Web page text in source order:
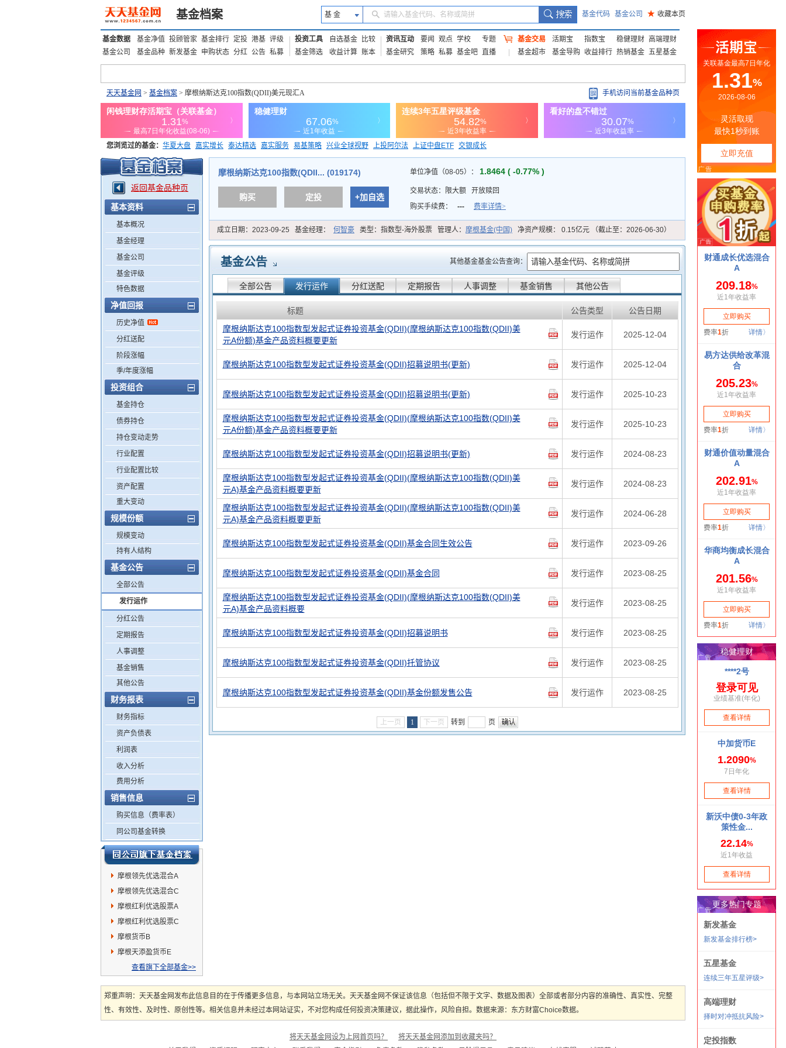
基金档案 基 金 请输入基金代码、名称或简拼 基金代码 基金公司 ★ 收藏本页
基金数据 基金净值 投顾管家 基金排行 定投 港基 评级
基金公司
基金品种 新发基金 申购状态 分红 公告 私募
投资工具 自选基金
比较
基金筛选
收益计算 账本
资讯互动 要闻 观点 学校
专题
基金研究
策略 私募 基金吧 直播
基金交易 活期宝 指数宝 稳健理财 高端理财
基金超市
基金导购 收益排行 热销基金 五星基金
天天基金网 > 基金档案 > 摩根纳斯达克100指数(QDII)美元现汇A 手机访问当前基金品种页
您浏览过的基金： 华夏大盘 嘉实增长 泰达精选 嘉实服务 易基策略 兴业全球视野 上投阿尔法 上证中盘ETF 交银成长
添富优势 华安宏利 上证180价值ETF
返回基金品种页
基本资料
基本概况
基金经理
基金公司
基金评级
特色数据
净值回报
历史净值
分红送配
阶段涨幅
季/年度涨幅
投资组合
基金持仓
债券持仓
持仓变动走势
行业配置
行业配置比较
资产配置
重大变动
规模份额
规模变动
持有人结构
基金公告
全部公告
发行运作
分红公告
定期报告
人事调整
基金销售
其他公告
财务报表
财务指标
资产负债表
利润表
收入分析
费用分析
销售信息
购买信息（费率表）
同公司基金转换
摩根领先优选混合A
摩根领先优选混合C
摩根红利优选股票A
摩根红利优选股票C
摩根货币B
摩根天添盈货币E
查看旗下全部基金>>
摩根纳斯达克100指数(QDII... (019174)
购买 定投 +加自选
单位净值（08-05）： 1.8464 ( -0.77% )
交易状态： 限大额
开放赎回
购买手续费：
--- 费率详情>
成立日期： 2023-09-25 基金经理： 何智豪 类型： 指数型-海外股票 管理人： 摩根基金(中国) 净资产规模： 0.15亿元 （截止至：2026-06-30）
基金公告 其他基金基金公告查询：
全部公告 发行运作 分红送配 定期报告 人事调整 基金销售 其他公告
标题 公告类型
公告日期
摩根纳斯达克100指数型发起式证券投资基金(QDII)(摩根纳斯达克100指数(QDII)美
元A份额)基金产品资料概要更新
发行运作 2025-12-04
摩根纳斯达克100指数型发起式证券投资基金(QDII)招募说明书(更新) 发行运作 2025-12-04
摩根纳斯达克100指数型发起式证券投资基金(QDII)招募说明书(更新) 发行运作 2025-10-23
摩根纳斯达克100指数型发起式证券投资基金(QDII)(摩根纳斯达克100指数(QDII)美
元A份额)基金产品资料概要更新
发行运作 2025-10-23
摩根纳斯达克100指数型发起式证券投资基金(QDII)招募说明书(更新) 发行运作 2024-08-23
摩根纳斯达克100指数型发起式证券投资基金(QDII)(摩根纳斯达克100指数(QDII)美
元A)基金产品资料概要更新
发行运作 2024-08-23
摩根纳斯达克100指数型发起式证券投资基金(QDII)(摩根纳斯达克100指数(QDII)美
元A)基金产品资料概要更新
发行运作 2024-06-28
摩根纳斯达克100指数型发起式证券投资基金(QDII)基金合同生效公告 发行运作 2023-09-26
摩根纳斯达克100指数型发起式证券投资基金(QDII)基金合同 发行运作 2023-08-25
摩根纳斯达克100指数型发起式证券投资基金(QDII)(摩根纳斯达克100指数(QDII)美
元A)基金产品资料概要
发行运作 2023-08-25
摩根纳斯达克100指数型发起式证券投资基金(QDII)招募说明书 发行运作 2023-08-25
摩根纳斯达克100指数型发起式证券投资基金(QDII)托管协议 发行运作 2023-08-25
摩根纳斯达克100指数型发起式证券投资基金(QDII)基金份额发售公告 发行运作 2023-08-25
上一页 1 下一页 转到 页
郑重声明：天天基金网发布此信息目的在于传播更多信息，与本网站立场无关。天天基金网不保证该信息（包括但不限于文字、数据及图表）全部或者部分内容的准确性、真实性、完整
性、有效性、及时性、原创性等。相关信息并未经过本网站证实，不对您构成任何投资决策建议，据此操作，风险自担。数据来源：东方财富Choice数据。
将天天基金网设为上网首页吗？
将天天基金网添加到收藏夹吗？